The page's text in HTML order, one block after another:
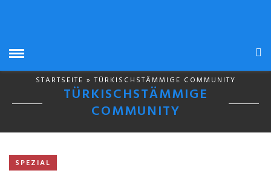
STARTSEITE » TÜRKISCHSTÄMMIGE COMMUNITY
TÜRKISCHSTÄMMIGE
COMMUNITY
SPEZIAL